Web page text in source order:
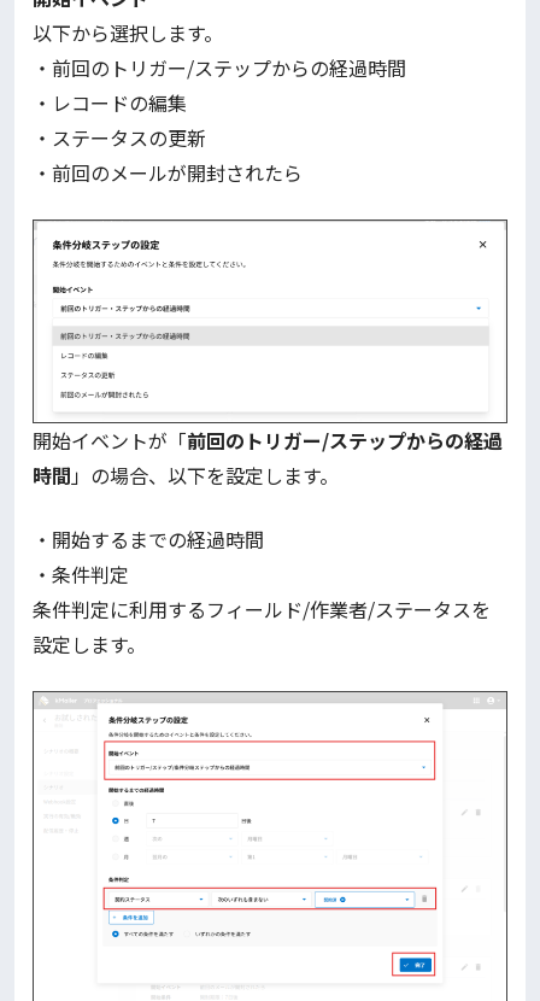
以下から選択します。
・前回のトリガー/ステップからの経過時間
・レコードの編集
・ステータスの更新
・前回のメールが開封されたら
開始イベントが「前回のトリガー/ステップからの経過
時間 」の場合、以下を設定します。
・開始するまでの経過時間
・条件判定
条件判定に利用するフィールド/作業者/ステータスを
設定します。